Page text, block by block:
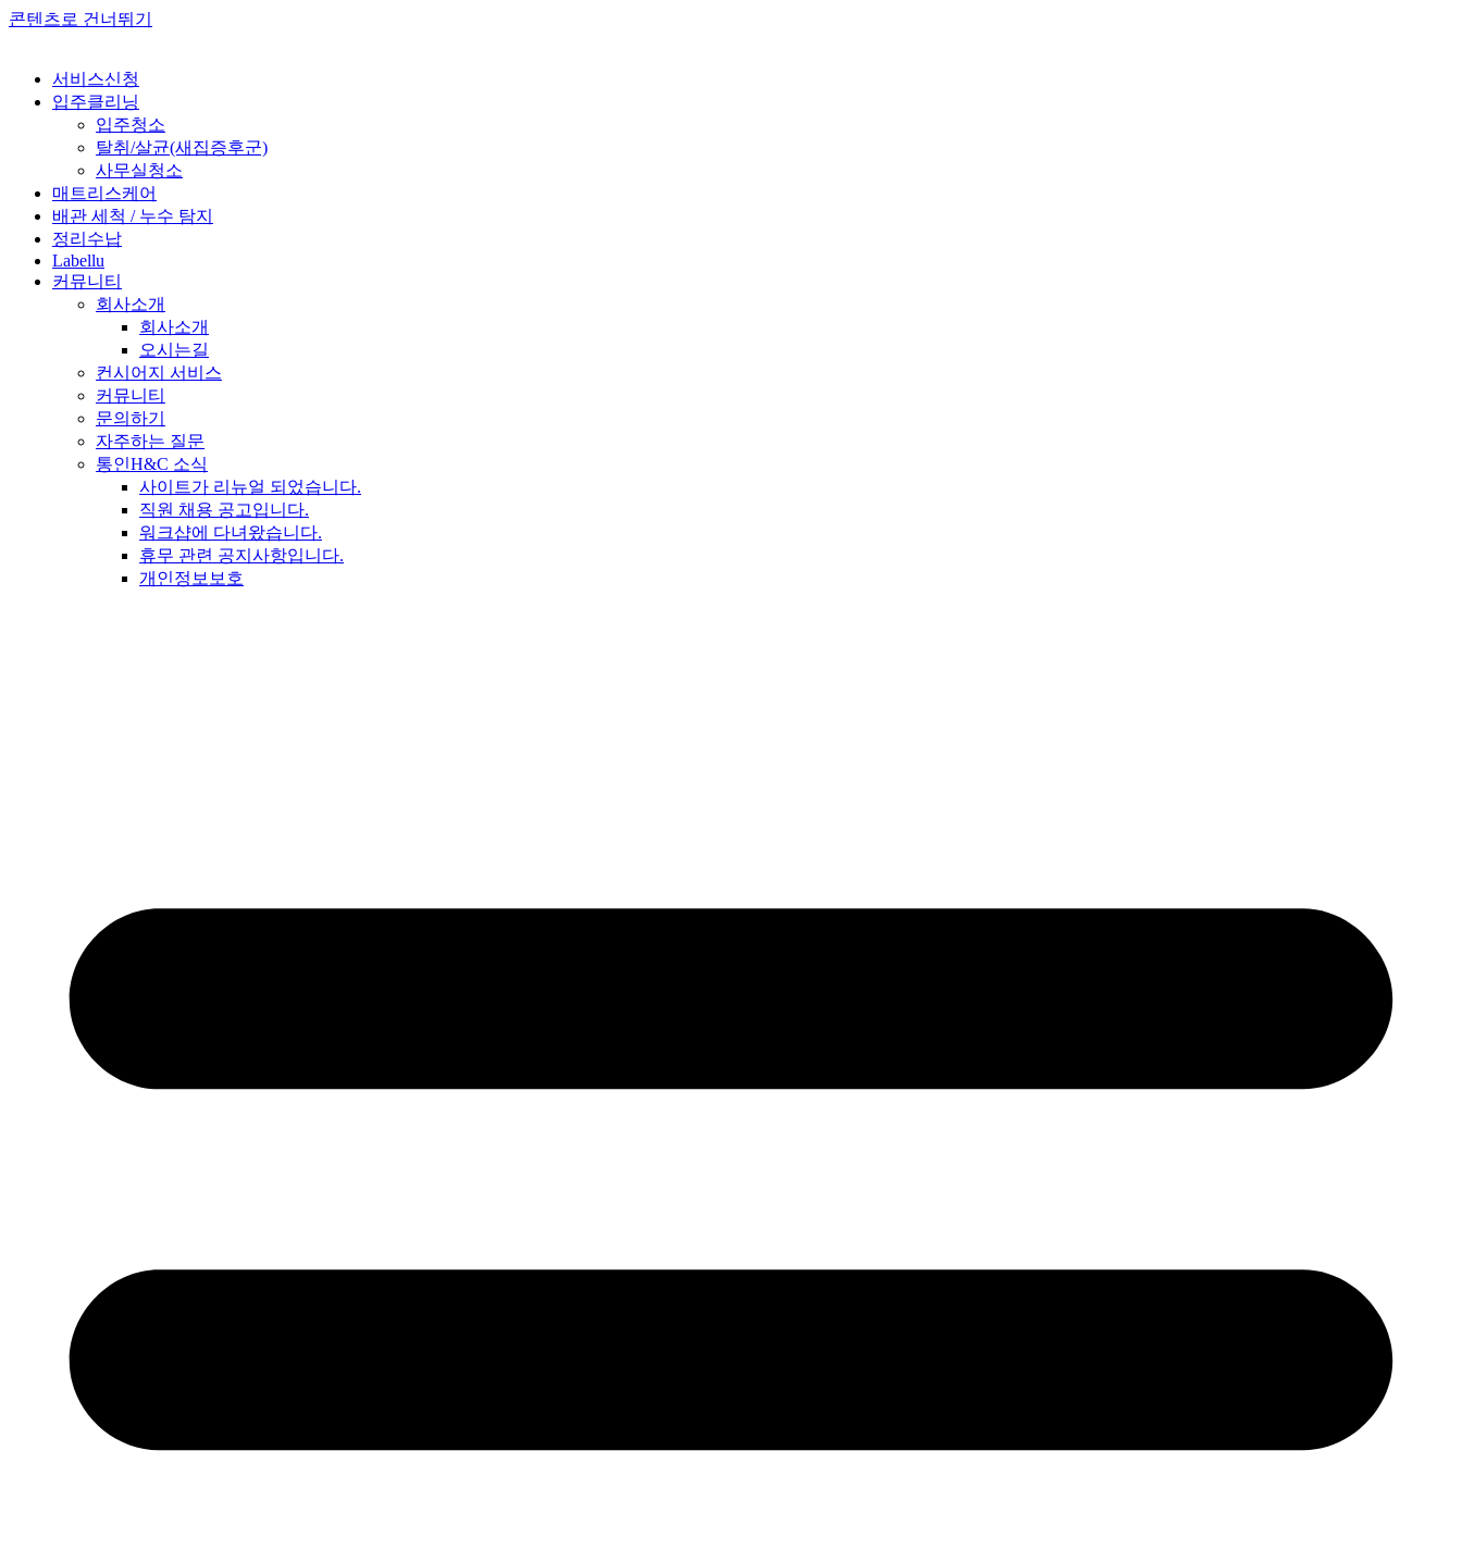
콘텐츠로 건너뛰기
서비스신청
입주클리닝
입주청소
탈취/살균(새집증후군)
사무실청소
매트리스케어
배관 세척 / 누수 탐지
정리수납
Labellu
커뮤니티
회사소개
회사소개
오시는길
컨시어지 서비스
커뮤니티
문의하기
자주하는 질문
통인H&C 소식
사이트가 리뉴얼 되었습니다.
직원 채용 공고입니다.
워크샵에 다녀왔습니다.
휴무 관련 공지사항입니다.
개인정보보호